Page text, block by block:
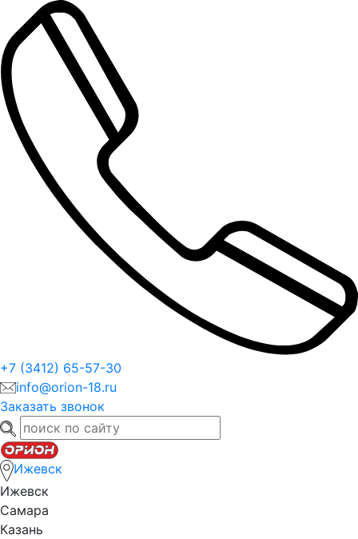
+7 (3412) 65-57-30
info@orion-18.ru
Заказать звонок
Ижевск
Ижевск
Самара
Казань